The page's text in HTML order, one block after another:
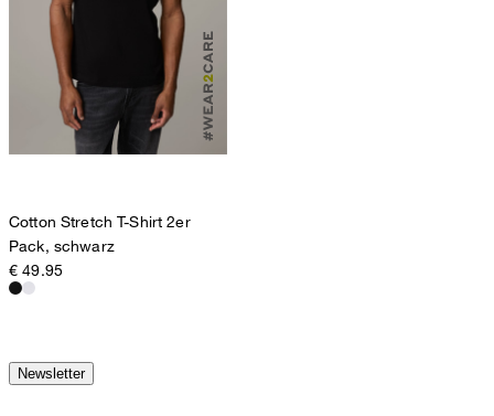
Cotton Stretch T-Shirt 2er
Pack, schwarz
€ 49.95
Newsletter